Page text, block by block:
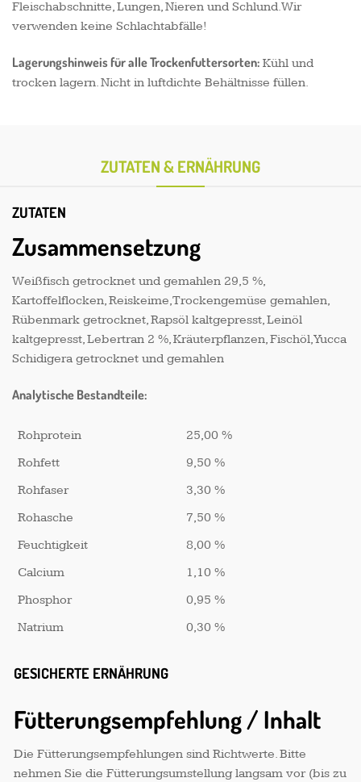
Fleischabschnitte, Lungen, Nieren und Schlund. Wir
verwenden keine Schlachtabfälle!
Lagerungshinweis für alle Trockenfuttersorten: Kühl und
trocken lagern. Nicht in luftdichte Behältnisse füllen.
ZUTATEN & ERNÄHRUNG
ZUTATEN
Zusammensetzung
Weißfisch getrocknet und gemahlen 29,5 %,
Kartoffelflocken, Reiskeime, Trockengemüse gemahlen,
Rübenmark getrocknet, Rapsöl kaltgepresst, Leinöl
kaltgepresst, Lebertran 2 %, Kräuterpflanzen, Fischöl, Yucca
Schidigera getrocknet und gemahlen
Analytische Bestandteile:
Rohprotein
25,00 %
Rohfett
9,50 %
Rohfaser
3,30 %
Rohasche
7,50 %
Feuchtigkeit
8,00 %
Calcium
1,10 %
Phosphor
0,95 %
Natrium
0,30 %
GESICHERTE ERNÄHRUNG
Fütterungsempfehlung / Inhalt
Die Fütterungsempfehlungen sind Richtwerte. Bitte
nehmen Sie die Fütterungsumstellung langsam vor (bis zu